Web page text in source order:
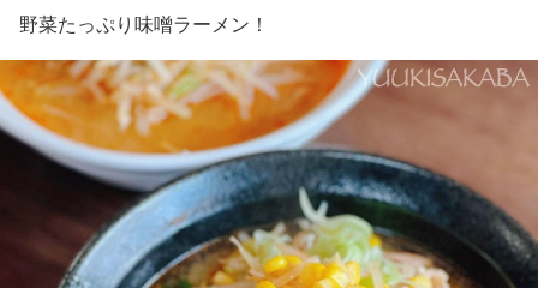
野菜たっぷり味噌ラーメン！